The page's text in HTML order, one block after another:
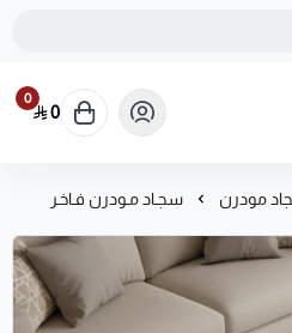
سجاد في المملكة
0
0
مودرن سجـاد مـودرن فـاخـر